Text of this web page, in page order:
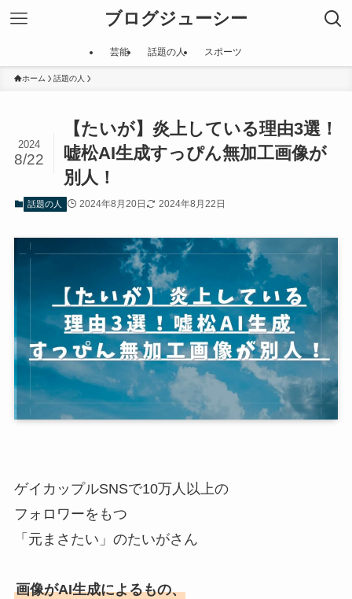
ブログジューシー
芸能 話題の人 スポーツ
ホーム 話題の人
【たいが】炎上している理由3選！
嘘松AI生成すっぴん無加工画像が
別人！
2024
8/22
話題の人 2024年8月20日 2024年8月22日
ゲイカップルSNSで10万人以上の
フォロワーをもつ
「元まさたい」のたいがさん
画像がAI生成によるもの、